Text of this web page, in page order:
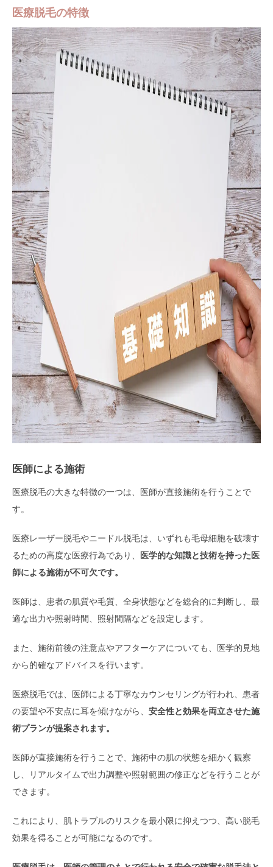
医療脱毛の特徴
医師による施術
医療脱毛の大きな特徴の一つは、医師が直接施術を行うことで
す。
医療レーザー脱毛やニードル脱毛は、いずれも毛母細胞を破壊す
るための高度な医療行為であり、 医学的な知識と技術を持った医
師による施術が不可欠です。
医師は、患者の肌質や毛質、全身状態などを総合的に判断し、最
適な出力や照射時間、照射間隔などを設定します。
また、施術前後の注意点やアフターケアについても、医学的見地
から的確なアドバイスを行います。
医療脱毛では、医師による丁寧なカウンセリングが行われ、患者
の要望や不安点に耳を傾けながら、 安全性と効果を両立させた施
術プランが提案されます。
医師が直接施術を行うことで、施術中の肌の状態を細かく観察
し、リアルタイムで出力調整や照射範囲の修正などを行うことが
できます。
これにより、肌トラブルのリスクを最小限に抑えつつ、高い脱毛
効果を得ることが可能になるのです。